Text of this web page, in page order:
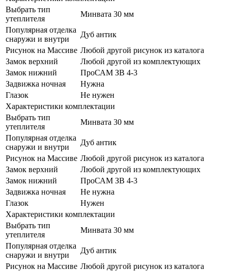
Выбрать тип
утеплителя
Минвата 30 мм
Популярная отделка
снаружи и внутри
Дуб антик
Рисунок на Массиве Любой другой рисунок из каталога
Замок верхний
Любой другой из комплектующих
Замок нижний
ПроСАМ ЗВ 4-3
Задвижка ночная
Нужна
Глазок
Не нужен
Характеристики комплектации
Выбрать тип
утеплителя
Минвата 30 мм
Популярная отделка
снаружи и внутри
Дуб антик
Рисунок на Массиве Любой другой рисунок из каталога
Замок верхний
Любой другой из комплектующих
Замок нижний
ПроСАМ ЗВ 4-3
Задвижка ночная
Не нужна
Глазок
Нужен
Характеристики комплектации
Выбрать тип
утеплителя
Минвата 30 мм
Популярная отделка
снаружи и внутри
Дуб антик
Рисунок на Массиве Любой другой рисунок из каталога